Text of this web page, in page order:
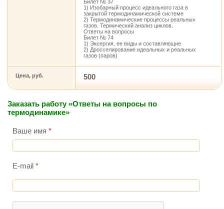
Билет № 37
1) Изобарный процесс идеального газа в
закрытой термодинамической системе
2) Термодинамические процессы реальных
газов. Термический анализ циклов.
Ответы на вопросы
Билет № 74
1) Эксергия, ее виды и составляющие
2) Дросселирование идеальных и реальных
газов (паров)
Цена, руб. 500
Заказать работу «Ответы на вопросы по
термодинамике»
Ваше имя *
E-mail *